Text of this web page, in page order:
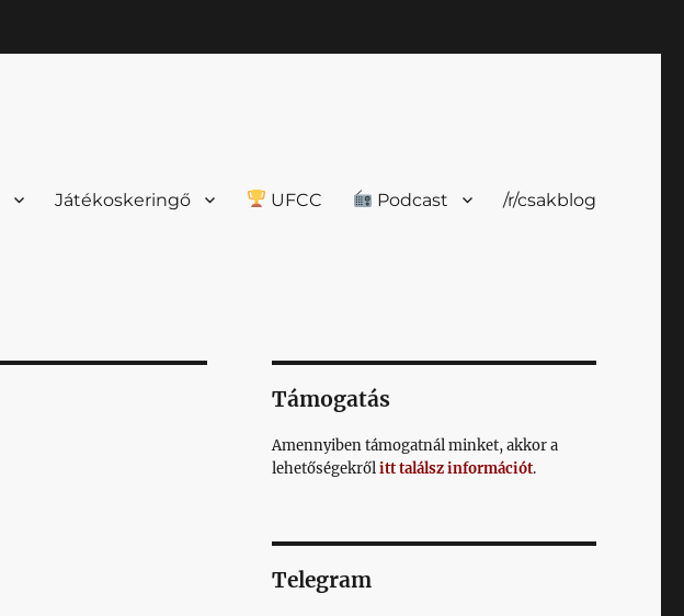
Játékoskeringő UFCC Podcast /r/csakblog
Támogatás
Amennyiben támogatnál minket, akkor a
lehetőségekrőlitt találsz információt.
Telegram